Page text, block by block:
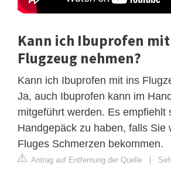
Kann ich Ibuprofen
Flugzeug nehmen?
Kann ich Ibuprofen mit ins
Ja, auch Ibuprofen kann im
mitgeführt werden. Es empfiehlt
Handgepäck zu haben, falls Sie
Fluges Schmerzen bekommen.
Antrag auf Entfernung der Quelle |